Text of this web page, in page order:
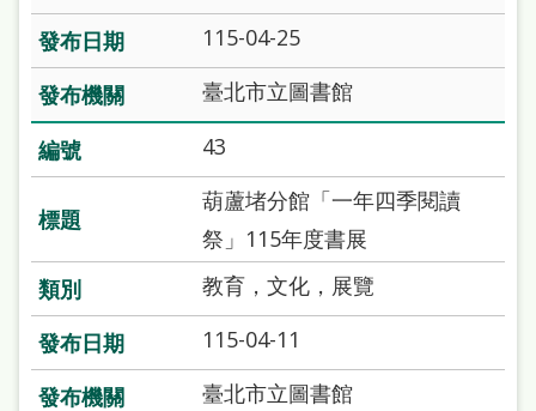
常
見
問
答
語
詞
彙
台
北
115-04-25
臺北市立圖書館
43
葫蘆堵分館「一年四季閱讀
祭」115年度書展
教育，文化，展覽
115-04-11
臺北市立圖書館